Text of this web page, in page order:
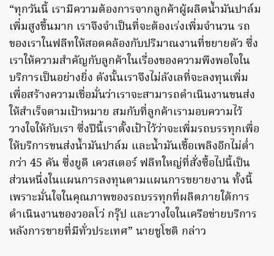
“ทุกวันนี้ เรามีความต้องการจากลูกค้าผู้ผลิตน้ำมันปาล์ม
เพิ่มสูงขึ้นมาก เราจึงจำเป็นที่จะต้องเร่งเพิ่มจำนวน รถ
ของเราในฟลีทให้สอดคล้องกับปริมาณงานที่ขยายตัว ซึ่ง
เราให้ความสำคัญกับลูกค้าในเรื่องของความพึงพอใจใน
บริการเป็นอย่างยิ่ง ดังนั้นเราจึงไม่ลังเลที่จะลงทุนเพิ่ม
เพื่อสร้างความเชื่อมั่นว่าเราจะสามารถดำเนินงานขนส่ง
ให้สำเร็จตามเป้าหมาย สมกับที่ลูกค้าเรามอบความไว้
วางใจให้กับเรา ซึ่งปีนี้เราตั้งเป้าไว้ว่าจะเพิ่มรถบรรทุกเพื่อ
ให้บริการขนส่งน้ำมันปาล์ม และน้ำมันเชื้อเพลิงอีกไม่ต่ำ
กว่า 45 คัน ซึ่งยูดี เควสเตอร์ ฟลีทใหญ่ที่สั่งซื้อไปนี้เป็น
ส่วนหนึ่งในแผนการลงทุนตามแผนการขยายงาน ทั้งนี้
เพราะมั่นใจในคุณภาพของรถบรรทุกที่ผลิตภายใต้การ
ดำเนินงานของวอลโว่ กรุ๊ป และวางใจในเครือข่ายบริการ
หลังการขายที่มีทั่วประเทศ” นายชูโชติ กล่าว